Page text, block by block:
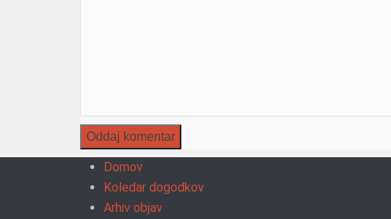
Domov
Koledar dogodkov
Arhiv objav